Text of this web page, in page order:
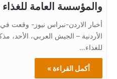
والمؤسسة العامة للغذاء
أخبار الاردن-نبراس نيوز- وقعت في
الأردنية – الجيش العربي، الأحد،
للغذاء…
أكمل القراءة »